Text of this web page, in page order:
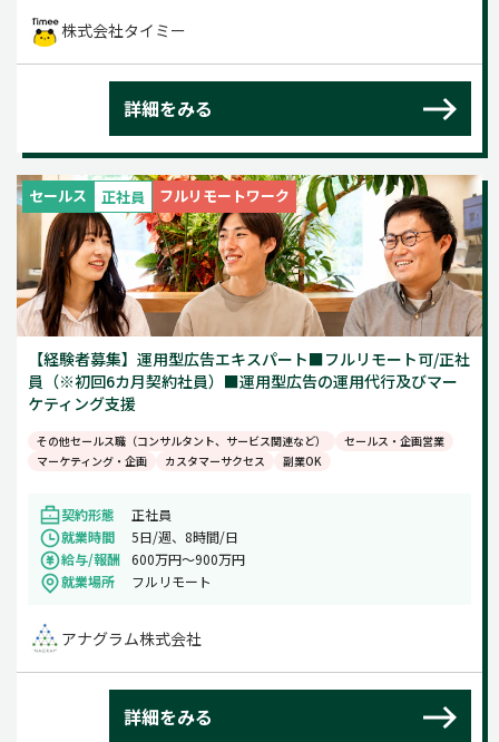
株式会社タイミー
詳細をみる
セールス 正社員 フルリモートワーク
【経験者募集】運用型広告エキスパート■フルリモート可/正社
員（※初回6カ月契約社員）■運用型広告の運用代行及びマー
ケティング支援
その他セールス職（コンサルタント、サービス関連など）
セールス・企画営業
マーケティング・企画
カスタマーサクセス 副業OK
契約形態
正社員
就業時間
5日/週、8時間/日
給与/報酬 600万円〜900万円
就業場所
フルリモート
アナグラム株式会社
詳細をみる